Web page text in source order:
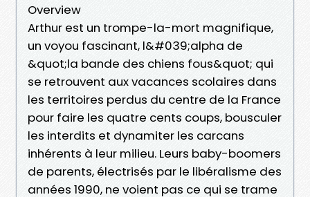
Overview
Arthur est un trompe-la-mort magnifique,
un voyou fascinant, l&#039;alpha de
&quot;la bande des chiens fous&quot; qui
se retrouvent aux vacances scolaires dans
les territoires perdus du centre de la France
pour faire les quatre cents coups, bousculer
les interdits et dynamiter les carcans
inhérents à leur milieu. Leurs baby-boomers
de parents, électrisés par le libéralisme des
années 1990, ne voient pas ce qui se trame